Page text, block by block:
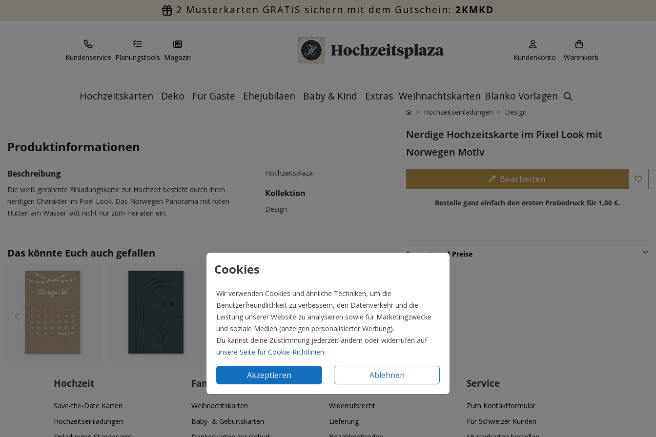
2 Musterkarten GRATIS sichern mit dem Gutschein: 2KMKD
Kundenservice Planungstools Magazin Kundenkonto Warenkorb
Hochzeitskarten Deko Für Gäste Ehejubiläen Baby & Kind Extras Weihnachtskarten Blanko Vorlagen
Cookies
Wir verwenden Cookies und ähnliche Techniken, um die
Benutzerfreundlichkeit zu verbessern, den Datenverkehr und die
Leistung unserer Website zu analysieren sowie für Marketingzwecke
und soziale Medien (anzeigen personalisierter Werbung).
Du kannst deine Zustimmung jederzeit ändern oder widerrufen auf
unsere Seite für Cookie-Richtlinien.
Akzeptieren Ablehnen
Produktinformationen
Beschreibung
Die weiß gerahmte Einladungskarte zur Hochzeit besticht durch ihren
nerdigen Charakter im Pixel Look. Das Norwegen Panorama mit roten
Hütten am Wasser lädt nicht nur zum Heiraten ein.
Hochzeitsplaza
Kollektion
Design
Das könnte Euch auch gefallen
Hochzeitseinladungen Design
Nerdige Hochzeitskarte im Pixel Look mit
Norwegen Motiv
Bearbeiten
Bestelle ganz einfach den ersten Probedruck für 1,00 €.
Formate und Preise
Hochzeit
Save-the-Date Karten
Hochzeitseinladungen
Familie & Feiertage
Weihnachtskarten
Baby- & Geburtskarten
Informationen
Widerrufsrecht
Lieferung
Service
Zum Kontaktformular
Für Schweizer Kunden